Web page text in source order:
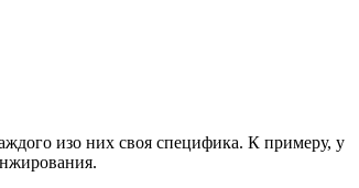
изо них своя специфика. К примеру, у